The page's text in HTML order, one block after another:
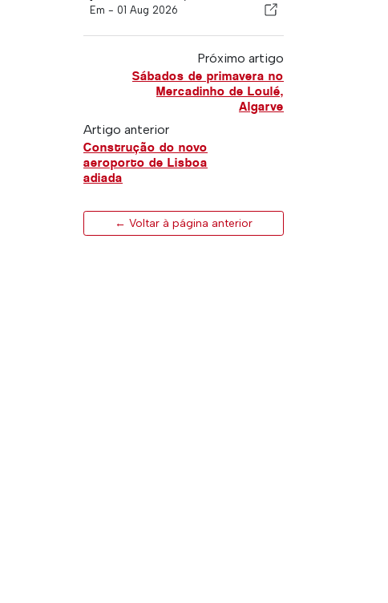
Em - 01 Aug 2026
Próximo artigo
Sábados de primavera no
Mercadinho de Loulé,
Algarve
Artigo anterior
Construção do novo
aeroporto de Lisboa
adiada
← Voltar à página anterior